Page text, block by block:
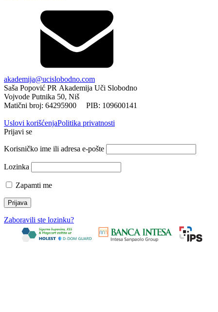
akademija@ucislobodno.com
Saša Popović PR Akademija Uči Slobodno
Vojvode Putnika 50, Niš
Matični broj: 64295900 PIB: 109600141
Uslovi korišćenjaPolitika privatnosti
Prijavi se
Korisničko ime ili adresa e-pošte
Lozinka
Zapamti me
Zaboravili ste lozinku?